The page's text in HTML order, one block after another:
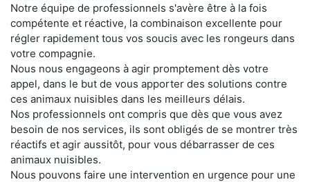
Notre équipe de professionnels s'avère être à la fois
compétente et réactive, la combinaison excellente pour
régler rapidement tous vos soucis avec les rongeurs dans
votre compagnie.
Nous nous engageons à agir promptement dès votre
appel, dans le but de vous apporter des solutions contre
ces animaux nuisibles dans les meilleurs délais.
Nos professionnels ont compris que dès que vous avez
besoin de nos services, ils sont obligés de se montrer très
réactifs et agir aussitôt, pour vous débarrasser de ces
animaux nuisibles.
Nous pouvons faire une intervention en urgence pour une